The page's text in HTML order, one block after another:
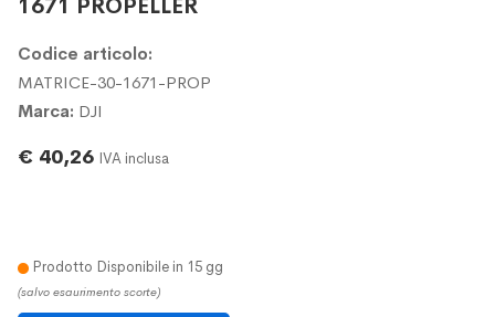
1671 PROPELLER
Codice articolo:
MATRICE-30-1671-PROP
Marca: DJI
€ 40,26 IVA inclusa
Prodotto Disponibile in 15 gg
(salvo esaurimento scorte)